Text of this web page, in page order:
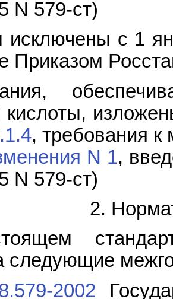
N 579-ст)
исключены с 1
Приказом
кислоты,
, требования
N 1,
N 579-ст)
2.
следующие
2002